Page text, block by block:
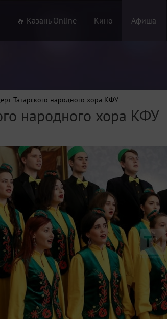
🔥 Казань Online Кино Афиша
Татарского народного хора КФУ
народного хора КФУ